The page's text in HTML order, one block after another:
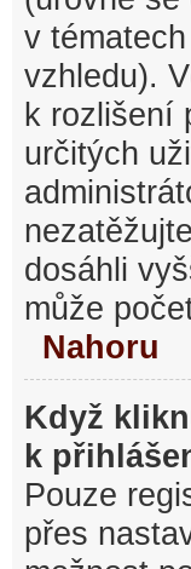
v
vzhledu).
k rozlišení
určitých
dosáhli
může
Nahoru
Když
k
Pouze
přes